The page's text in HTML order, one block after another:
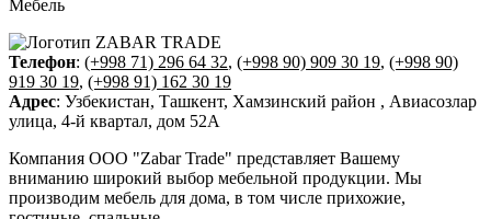
Мебель
Телефон: (+998 71) 296 64 32, (+998 90) 909 30 19, (+998 90)
919 30 19, (+998 91) 162 30 19
Адрес: Узбекистан, Ташкент, Хамзинский район , Авиасозлар
улица, 4-й квартал, дом 52А
Компания OOO "Zabar Trade" представляет Вашему
вниманию широкий выбор мебельной продукции. Мы
производим мебель для дома, в том числе прихожие,